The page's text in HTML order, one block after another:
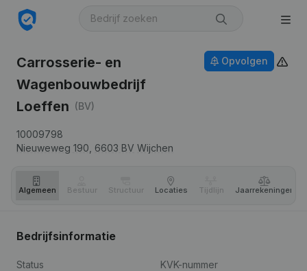
Carrosserie- en
Wagenbouwbedrijf
Loeffen (BV)
10009798
Nieuweweg 190, 6603 BV Wijchen
Opvolgen
Algemeen Bestuur Structuur Locaties Tijdlijn Jaar­rekeningen
Bedrijfsinformatie
Status
KVK-nummer